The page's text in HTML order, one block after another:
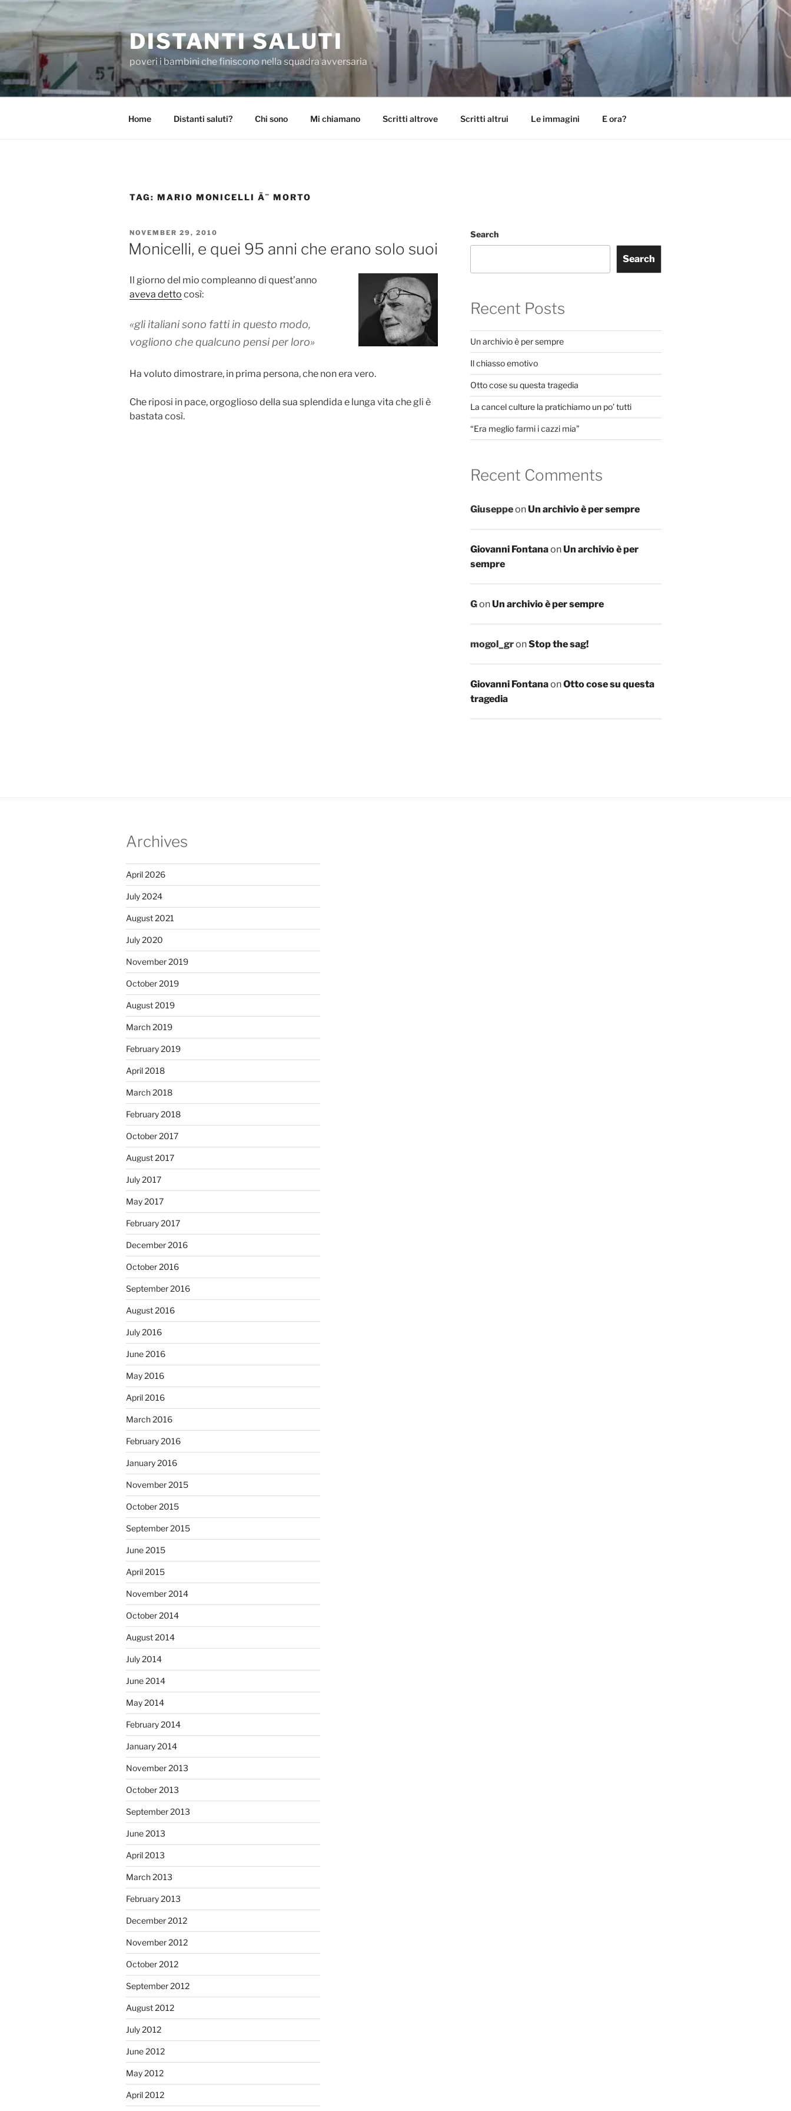
content
DISTANTI SALUTI
poveri i bambini che finiscono nella squadra avversaria
Home Distanti saluti? Chi sono Mi chiamano Scritti altrove Scritti altrui Le immagini E ora?
TAG: MARIO MONICELLI Ã¨ MORTO
POSTED
ON
NOVEMBER 29, 2010
Monicelli, e quei 95 anni che erano solo suoi
Il giorno del mio compleanno di quest’anno
aveva detto così:
«gli italiani sono fatti in questo modo,
vogliono che qualcuno pensi per loro»
Ha voluto dimostrare, in prima persona, che non era vero.
Che riposi in pace, orgoglioso della sua splendida e lunga vita che gli è
bastata così.
Search
Search
Recent Posts
Un archivio è per sempre
Il chiasso emotivo
Otto cose su questa tragedia
La cancel culture la pratichiamo un po’ tutti
“Era meglio farmi i cazzi mia”
Recent Comments
GiuseppeonUn archivio è per sempre
Giovanni FontanaonUn archivio è per
sempre
GonUn archivio è per sempre
mogol_gronStop the sag!
Giovanni FontanaonOtto cose su questa
tragedia
Archives
April 2026
July 2024
August 2021
July 2020
November 2019
October 2019
August 2019
March 2019
February 2019
April 2018
March 2018
February 2018
October 2017
August 2017
July 2017
May 2017
February 2017
December 2016
October 2016
September 2016
August 2016
July 2016
June 2016
May 2016
April 2016
March 2016
February 2016
January 2016
November 2015
October 2015
September 2015
June 2015
April 2015
November 2014
October 2014
August 2014
July 2014
June 2014
May 2014
February 2014
January 2014
November 2013
October 2013
September 2013
June 2013
April 2013
March 2013
February 2013
December 2012
November 2012
October 2012
September 2012
August 2012
July 2012
June 2012
May 2012
April 2012